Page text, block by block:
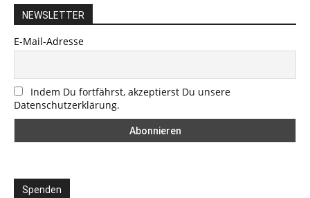
NEWSLETTER
E-Mail-Adresse
Indem Du fortfährst, akzeptierst Du unsere
Datenschutzerklärung.
Spenden